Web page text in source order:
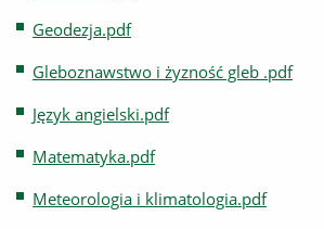
Geodezja.pdf
Gleboznawstwo i żyzność gleb .pdf
Język angielski.pdf
Matematyka.pdf
Meteorologia i klimatologia.pdf